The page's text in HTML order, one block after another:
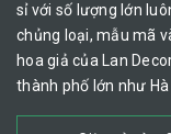
sỉ với số lượng lớn
chủng loại, mẫu mã
hoa giả của Lan
thành phố lớn như Hà